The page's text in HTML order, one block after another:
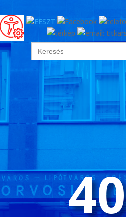
Search
for: